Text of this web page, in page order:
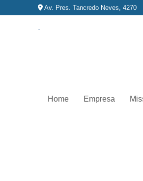
Av. Pres. Tancredo Neves, 4270
Home Empresa